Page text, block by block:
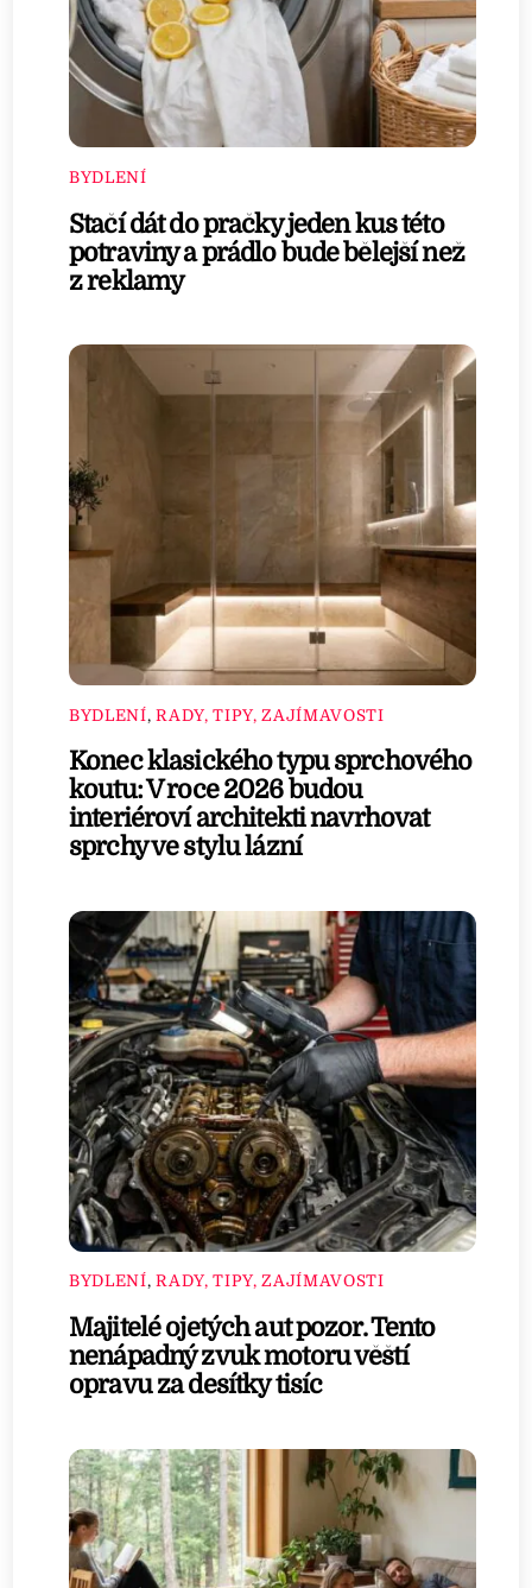
BYDLENÍ
Stačí dát do pračky jeden kus této
potraviny a prádlo bude bělejší než
z reklamy
BYDLENÍ,RADY, TIPY, ZAJÍMAVOSTI
Konec klasického typu sprchového
koutu: V roce 2026 budou
interiéroví architekti navrhovat
sprchy ve stylu lázní
BYDLENÍ,RADY, TIPY, ZAJÍMAVOSTI
Majitelé ojetých aut pozor. Tento
nenápadný zvuk motoru věští
opravu za desítky tisíc